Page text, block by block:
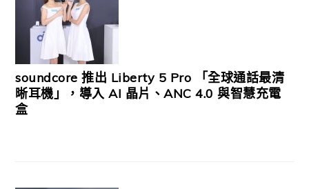
soundcore 推出 Liberty 5 Pro 「全球通話最清
晰耳機」，導入 AI 晶片、ANC 4.0 與智慧充電
盒